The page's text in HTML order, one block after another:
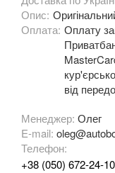
Fiesta Mk8
Fiesta Active
F-150 XII
Galaxy Mk2
Galaxy Mk3
Опис:
Оплата: Оплату
від
Менеджер: Олег
E-mail:
Телефон:
+38 (050) 672-24-10